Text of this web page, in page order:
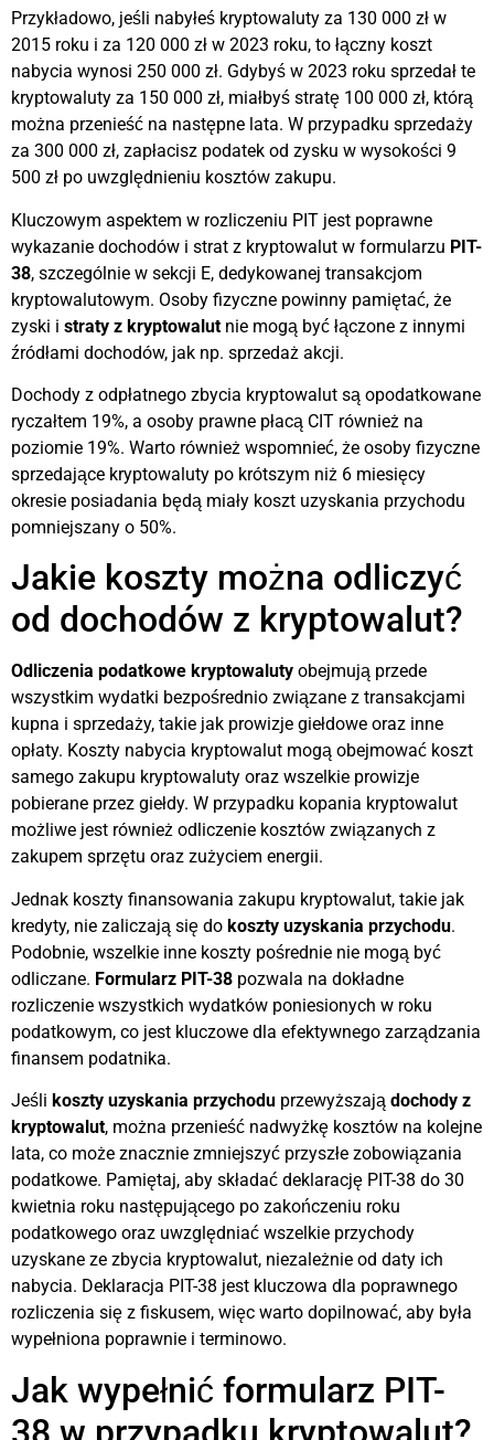
Przykładowo, jeśli nabyłeś kryptowaluty za 130 000 zł w
2015 roku i za 120 000 zł w 2023 roku, to łączny koszt
nabycia wynosi 250 000 zł. Gdybyś w 2023 roku sprzedał te
kryptowaluty za 150 000 zł, miałbyś stratę 100 000 zł, którą
można przenieść na następne lata. W przypadku sprzedaży
za 300 000 zł, zapłacisz podatek od zysku w wysokości 9
500 zł po uwzględnieniu kosztów zakupu.
Kluczowym aspektem w rozliczeniu PIT jest poprawne
wykazanie dochodów i strat z kryptowalut w formularzu PIT-
38, szczególnie w sekcji E, dedykowanej transakcjom
kryptowalutowym. Osoby fizyczne powinny pamiętać, że
zyski i straty z kryptowalut nie mogą być łączone z innymi
źródłami dochodów, jak np. sprzedaż akcji.
Dochody z odpłatnego zbycia kryptowalut są opodatkowane
ryczałtem 19%, a osoby prawne płacą CIT również na
poziomie 19%. Warto również wspomnieć, że osoby fizyczne
sprzedające kryptowaluty po krótszym niż 6 miesięcy
okresie posiadania będą miały koszt uzyskania przychodu
pomniejszany o 50%.
Jakie koszty można odliczyć
od dochodów z kryptowalut?
Odliczenia podatkowe kryptowaluty obejmują przede
wszystkim wydatki bezpośrednio związane z transakcjami
kupna i sprzedaży, takie jak prowizje giełdowe oraz inne
opłaty. Koszty nabycia kryptowalut mogą obejmować koszt
samego zakupu kryptowaluty oraz wszelkie prowizje
pobierane przez giełdy. W przypadku kopania kryptowalut
możliwe jest również odliczenie kosztów związanych z
zakupem sprzętu oraz zużyciem energii.
Jednak koszty finansowania zakupu kryptowalut, takie jak
kredyty, nie zaliczają się do koszty uzyskania przychodu.
Podobnie, wszelkie inne koszty pośrednie nie mogą być
odliczane. Formularz PIT-38 pozwala na dokładne
rozliczenie wszystkich wydatków poniesionych w roku
podatkowym, co jest kluczowe dla efektywnego zarządzania
finansem podatnika.
Jeśli koszty uzyskania przychodu przewyższają dochody z
kryptowalut, można przenieść nadwyżkę kosztów na kolejne
lata, co może znacznie zmniejszyć przyszłe zobowiązania
podatkowe. Pamiętaj, aby składać deklarację PIT-38 do 30
kwietnia roku następującego po zakończeniu roku
podatkowego oraz uwzględniać wszelkie przychody
uzyskane ze zbycia kryptowalut, niezależnie od daty ich
nabycia. Deklaracja PIT-38 jest kluczowa dla poprawnego
rozliczenia się z fiskusem, więc warto dopilnować, aby była
wypełniona poprawnie i terminowo.
Jak wypełnić formularz PIT-